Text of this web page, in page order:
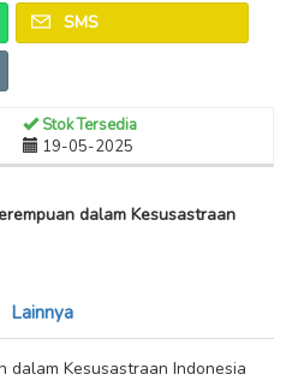
SMS
Stok Tersedia
19-05-2025
dalam Kesusastraan
Lainnya
dalam Kesusastraan Indonesia